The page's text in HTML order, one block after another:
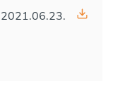
2021.06.23.